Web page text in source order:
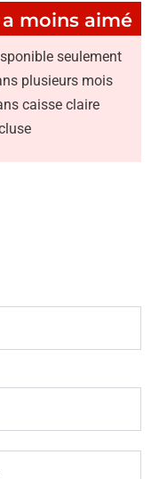
a moins aimé
seulement
plusieurs mois
caisse claire